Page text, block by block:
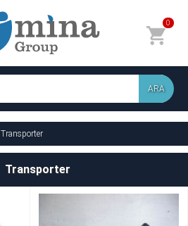
0
ARA
Transporter
Transporter